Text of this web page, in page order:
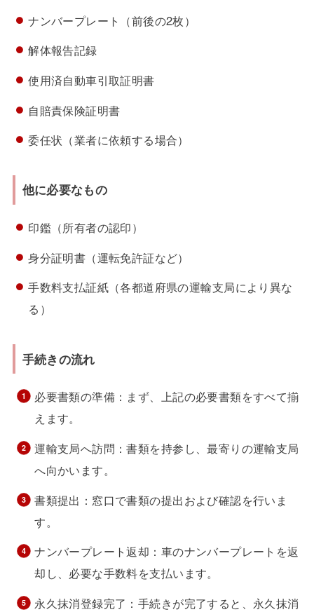
ナンバープレート（前後の2枚）
解体報告記録
使用済自動車引取証明書
自賠責保険証明書
委任状（業者に依頼する場合）
他に必要なもの
印鑑（所有者の認印）
身分証明書（運転免許証など）
手数料支払証紙（各都道府県の運輸支局により異な
る）
手続きの流れ
必要書類の準備：まず、上記の必要書類をすべて揃
えます。
運輸支局へ訪問：書類を持参し、最寄りの運輸支局
へ向かいます。
書類提出：窓口で書類の提出および確認を行いま
す。
ナンバープレート返却：車のナンバープレートを返
却し、必要な手数料を支払います。
永久抹消登録完了：手続きが完了すると、永久抹消